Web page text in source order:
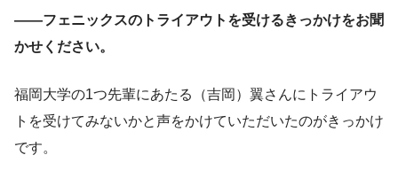
――フェニックスのトライアウトを受けるきっかけをお聞
かせください。
福岡大学の1つ先輩にあたる（吉岡）翼さんにトライアウ
トを受けてみないかと声をかけていただいたのがきっかけ
です。